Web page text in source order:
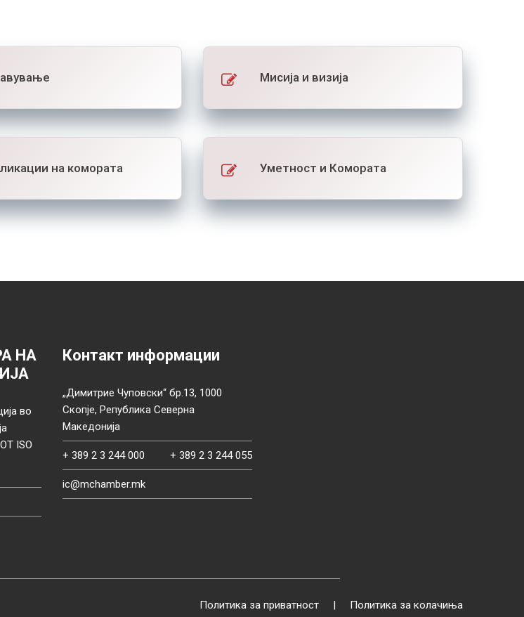
Мисија и визија
на комората Уметност и Комората
НА
во
ISO
Контакт информации
„Димитрие Чуповски“ бр.13, 1000
Скопје, Република Северна
Македонија
+ 389 2 3 244 000 + 389 2 3 244 055
ic@mchamber.mk
Политика за приватност | Политика за колачиња